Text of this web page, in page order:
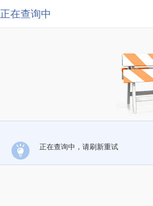
正在查询中
正在查询中，请刷新重试